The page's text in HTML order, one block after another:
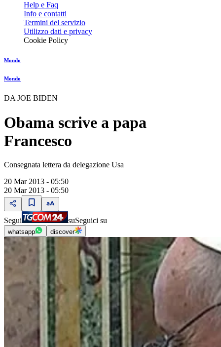
Help e Faq
Info e contatti
Termini del servizio
Utilizzo dati e privacy
Cookie Policy
Mondo
Mondo
DA JOE BIDEN
Obama scrive a papa
Francesco
Consegnata lettera da delegazione Usa
20 Mar 2013 - 05:50
20 Mar 2013 - 05:50
Segui suSeguici su
whatsapp discover